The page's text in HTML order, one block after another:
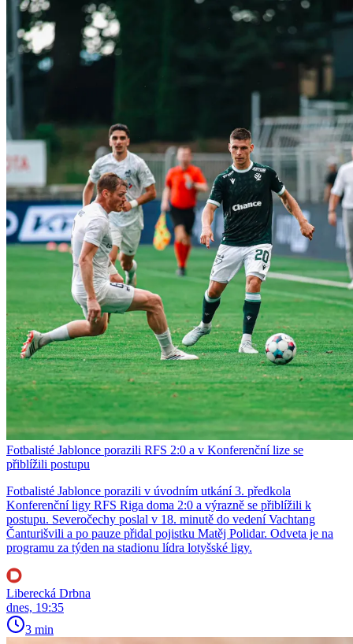
Fotbalisté Jablonce porazili RFS 2:0 a v Konferenční lize se
přiblížili postupu
Fotbalisté Jablonce porazili v úvodním utkání 3. předkola
Konferenční ligy RFS Riga doma 2:0 a výrazně se přiblížili k
postupu. Severočechy poslal v 18. minutě do vedení Vachtang
Čanturišvili a po pauze přidal pojistku Matěj Polidar. Odveta je na
programu za týden na stadionu lídra lotyšské ligy.
Liberecká Drbna
dnes, 19:35
3 min